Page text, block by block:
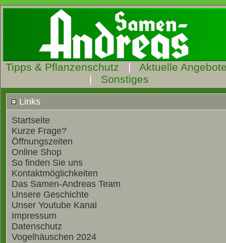
Tipps & Pflanzenschutz | Aktuelle
| Sonstiges
Links
Startseite
Kurze Frage?
Öffnungszeiten
Online Shop
So finden Sie uns
Kontaktmöglichkeiten
Das Samen-Andreas Team
Unsere Geschichte
Unser Youtube Kanal
Impressum
Datenschutz
Vogelhäuschen 2024